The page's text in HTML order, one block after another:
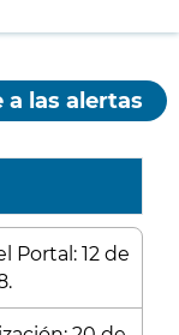
a las alertas
Portal: 12 de